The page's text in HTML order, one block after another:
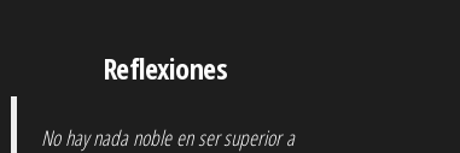
Reflexiones
No hay nada noble en ser superior a